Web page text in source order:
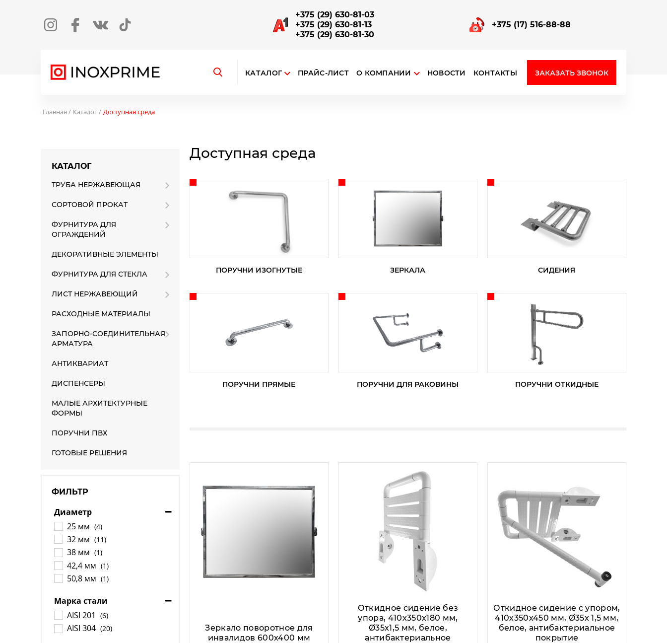
InstagramFacebookВконтакте
TikTok
+375 (29) 630-81-03
+375 (29) 630-81-13
+375 (29) 630-81-30
+375 (17) 516-88-88
Открыть поиск
КАТАЛОГ ПРАЙС-ЛИСТ О КОМПАНИИ НОВОСТИ КОНТАКТЫ ЗАКАЗАТЬ ЗВОНОК
Главная Каталог Доступная среда
КАТАЛОГ
ТРУБА НЕРЖАВЕЮЩАЯ
СОРТОВОЙ ПРОКАТ
ФУРНИТУРА ДЛЯ
ОГРАЖДЕНИЙ
ДЕКОРАТИВНЫЕ ЭЛЕМЕНТЫ
ФУРНИТУРА ДЛЯ СТЕКЛА
ЛИСТ НЕРЖАВЕЮЩИЙ
РАСХОДНЫЕ МАТЕРИАЛЫ
ЗАПОРНО-СОЕДИНИТЕЛЬНАЯ
АРМАТУРА
АНТИКВАРИАТ
ДИСПЕНСЕРЫ
МАЛЫЕ АРХИТЕКТУРНЫЕ
ФОРМЫ
ПОРУЧНИ ПВХ
ГОТОВЫЕ РЕШЕНИЯ
ФИЛЬТР
Диаметр
25 мм (4)
32 мм (11)
38 мм (1)
42,4 мм (1)
50,8 мм (1)
Марка стали
AISI 201
(6)
AISI 304 (20)
Доступная среда
ПОРУЧНИ ИЗОГНУТЫЕ ЗЕРКАЛА СИДЕНИЯ
ПОРУЧНИ ПРЯМЫЕ ПОРУЧНИ ДЛЯ РАКОВИНЫ ПОРУЧНИ ОТКИДНЫЕ
Зеркало поворотное для
инвалидов 600х400 мм
Откидное сидение без
упора, 410х350х180 мм,
Ø35х1,5 мм, белое,
антибактериальное
Откидное сидение с упором,
410х350х450 мм, Ø35х 1,5 мм,
белое, антибактериальное
покрытие